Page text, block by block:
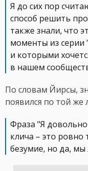
Я до сих пор
способ решить
также знали, что
моменты из серии
и которыми
в нашем
По словам Йирсы,
появился по той же
Фраза "Я довольно
клича – это
безумие, но да,